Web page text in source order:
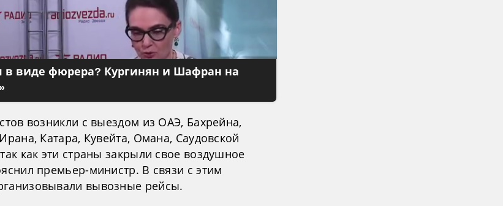
в виде фюрера? Кургинян и Шафран на
возникли с выездом из ОАЭ, Бахрейна,
Катара, Кувейта, Омана, Саудовской
как эти страны закрыли свое воздушное
премьер-министр. В связи с этим
вывозные рейсы.